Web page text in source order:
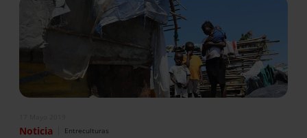
Noticia Entreculturas